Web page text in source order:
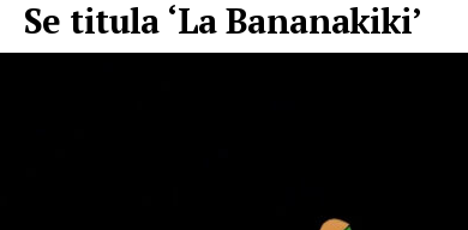
Se titula ‘La Bananakiki’